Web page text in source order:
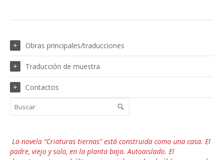
Obras principales/traducciones
Traducción de muestra
Contactos
La novela “Criaturas tiernas” está construida como una casa. El
padre, viejo y solo, en la planta baja. Autoaislado. El